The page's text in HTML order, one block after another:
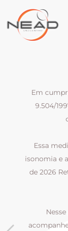
Em
9.504/
Essa
isonomia e
de 2026